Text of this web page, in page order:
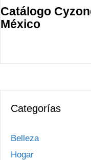
Catálogo
México
Categorías
Belleza
Hogar